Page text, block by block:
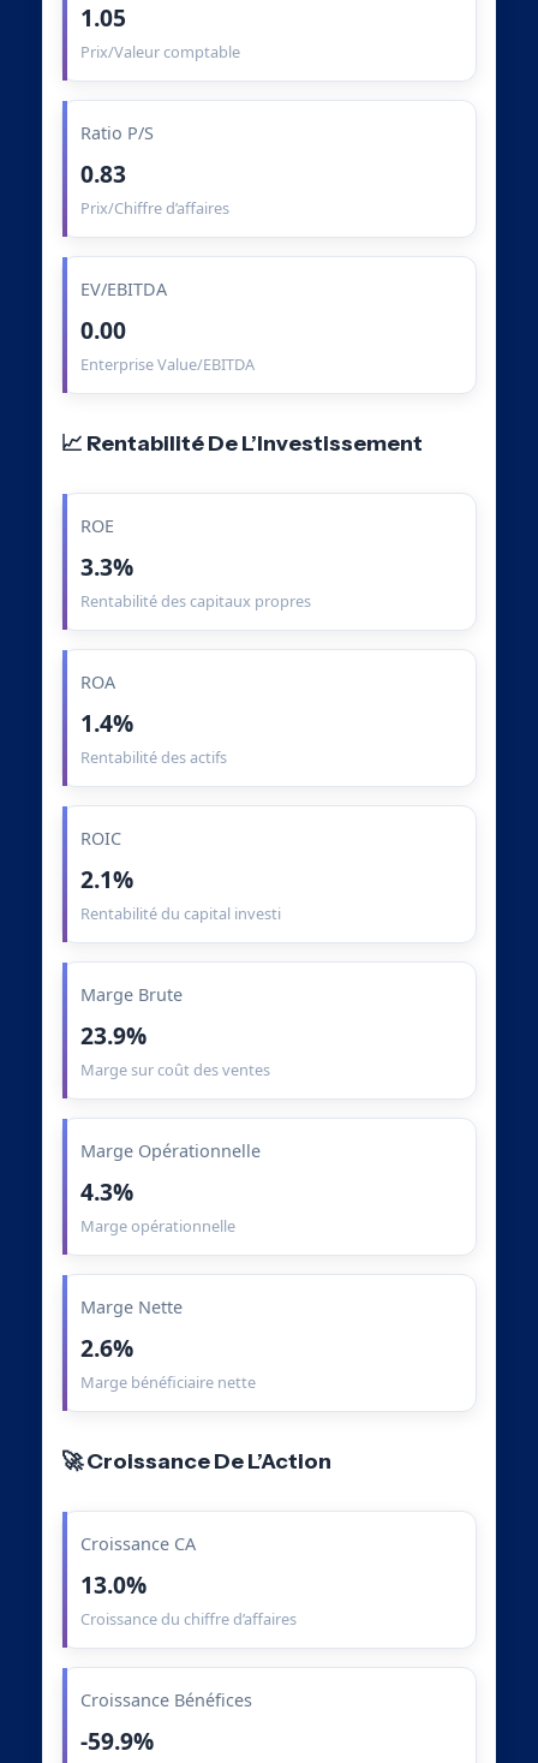
1.05
Prix/Valeur comptable
Ratio P/S
0.83
Prix/Chiffre d’affaires
EV/EBITDA
0.00
Enterprise Value/EBITDA
📈 Rentabilité De L’Investissement
ROE
3.3%
Rentabilité des capitaux propres
ROA
1.4%
Rentabilité des actifs
ROIC
2.1%
Rentabilité du capital investi
Marge Brute
23.9%
Marge sur coût des ventes
Marge Opérationnelle
4.3%
Marge opérationnelle
Marge Nette
2.6%
Marge bénéficiaire nette
🚀 Croissance De L’Action
Croissance CA
13.0%
Croissance du chiffre d’affaires
Croissance Bénéfices
-59.9%